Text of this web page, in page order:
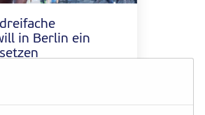
in Berlin ein
Weiterlesen